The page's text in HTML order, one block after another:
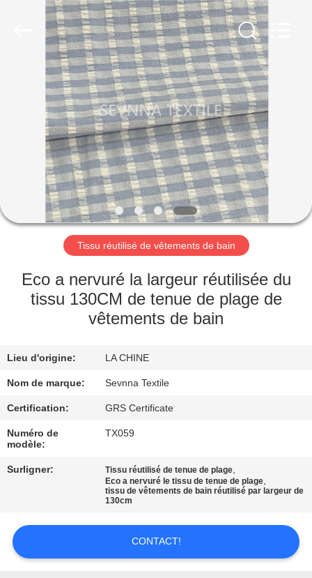
MAISON
PRODUITS
SHOW
AU
SUJET
DE
NOUS
D'USINE
CONTRÔLE
DE
QUALITÉ
CONTACTEZ-
NOUS
NOUVELLES
Tissu réutilisé de vêtements de bain
Eco a nervuré la largeur réutilisée du
tissu 130CM de tenue de plage de
vêtements de bain
Lieu d'origine: LA CHINE
Nom de marque: Sevnna Textile
Certification: GRS Certificate
Numéro de
modèle:
TX059
Surligner: Tissu réutilisé de tenue de plage,
Eco a nervuré le tissu de tenue de plage,
tissu de vêtements de bain réutilisé par largeur de
130cm
CONTACT!